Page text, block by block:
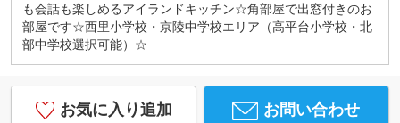
も会話も楽しめるアイランドキッチン☆角部屋で出窓付きのお
部屋です☆西里小学校・京陵中学校エリア（高平台小学校・北
部中学校選択可能）☆
お気に入り追加 お問い合わせ